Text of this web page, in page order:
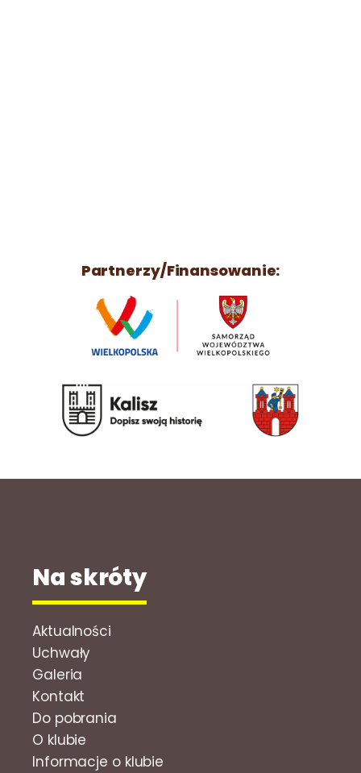
Partnerzy/Finansowanie:
Na skróty
Aktualności
Uchwały
Galeria
Kontakt
Do pobrania
O klubie
Informacje o klubie